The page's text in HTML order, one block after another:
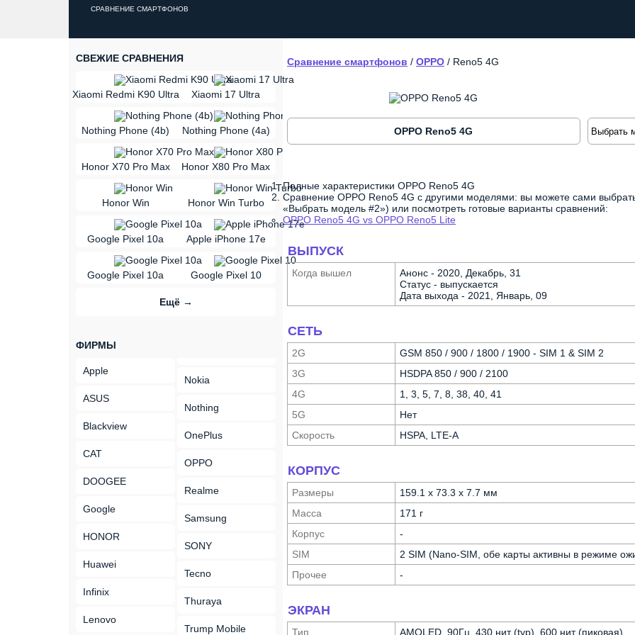
СРАВНЕНИЕ СМАРТФОНОВ
СВЕЖИЕ СРАВНЕНИЯ
Xiaomi Redmi K90 Ultra
vs
Xiaomi 17 Ultra
Nothing Phone (4b)
vs
Nothing Phone (4a)
Honor X70 Pro Max
vs
Honor X80 Pro Max
Honor Win
vs
Honor Win Turbo
Google Pixel 10a
vs
Apple iPhone 17e
Google Pixel 10a
vs
Google Pixel 10
Ещё →
ФИРМЫ
Apple
ASUS
Blackview
CAT
DOOGEE
Google
HONOR
Huawei
Infinix
Lenovo
Nokia
Nothing
OnePlus
OPPO
Realme
Samsung
SONY
Tecno
Thuraya
Trump Mobile
Сравнение смартфонов / OPPO / Reno5 4G
OPPO Reno5 4G
Полные характеристики OPPO Reno5 4G
Сравнение OPPO Reno5 4G с другими моделями: вы можете сами
«Выбрать модель #2») или посмотреть готовые варианты сравнений:
OPPO Reno5 4G vs OPPO Reno5 Lite
ВЫПУСК
Когда вышел
Анонс - 2020, Декабрь, 31
Статус - выпускается
Дата выхода - 2021, Январь, 09
СЕТЬ
2G
GSM 850 / 900 / 1800 / 1900 - SIM 1 & SIM 2
3G
HSDPA 850 / 900 / 2100
4G
1, 3, 5, 7, 8, 38, 40, 41
5G
Нет
Скорость
HSPA, LTE-A
КОРПУС
Размеры
159.1 x 73.3 x 7.7 мм
Масса
171 г
Корпус
-
SIM
2 SIM (Nano-SIM, обе карты активны в режиме
Прочее
-
ЭКРАН
Тип
AMOLED, 90Гц, 430 нит (typ), 600 нит (пиковая)